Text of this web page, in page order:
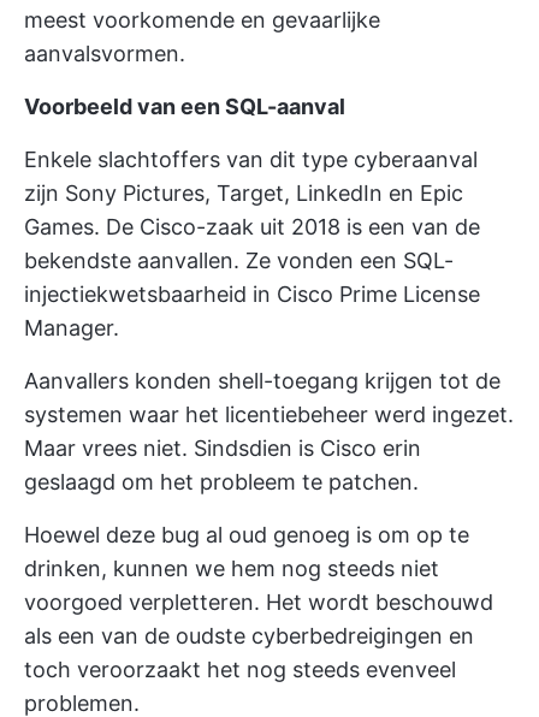
meest voorkomende en gevaarlijke
aanvalsvormen.
Voorbeeld van een SQL-aanval
Enkele slachtoffers van dit type cyberaanval
zijn Sony Pictures, Target, LinkedIn en Epic
Games. De Cisco-zaak uit 2018 is een van de
bekendste aanvallen. Ze vonden een SQL-
injectiekwetsbaarheid in Cisco Prime License
Manager.
Aanvallers konden shell-toegang krijgen tot de
systemen waar het licentiebeheer werd ingezet.
Maar vrees niet. Sindsdien is Cisco erin
geslaagd om het probleem te patchen.
Hoewel deze bug al oud genoeg is om op te
drinken, kunnen we hem nog steeds niet
voorgoed verpletteren. Het wordt beschouwd
als een van de oudste cyberbedreigingen en
toch veroorzaakt het nog steeds evenveel
problemen.